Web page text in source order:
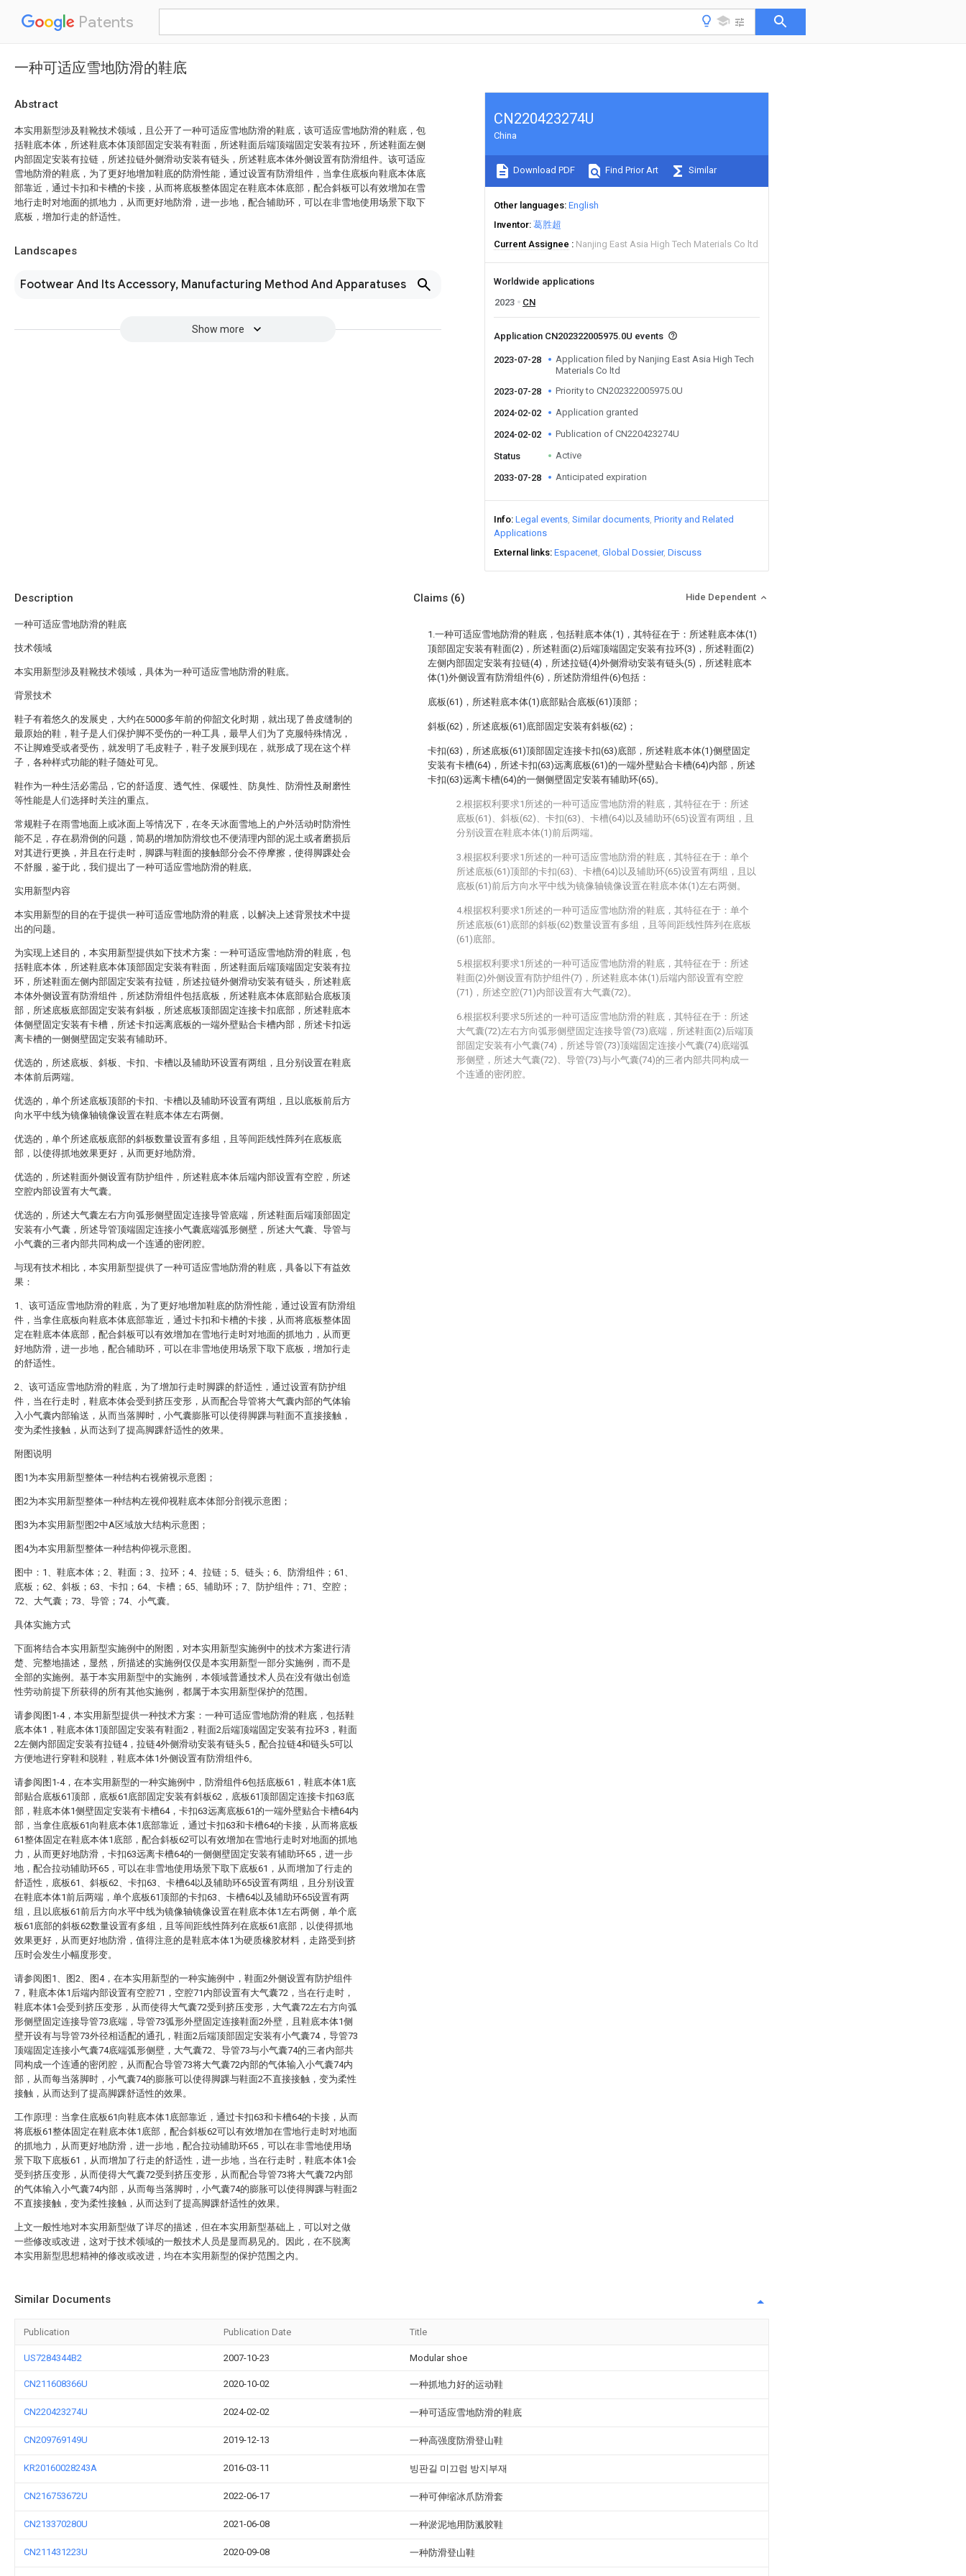
Patents
一种可适应雪地防滑的鞋底
Abstract
本实用新型涉及鞋靴技术领域，且公开了一种可适应雪地防滑的鞋底，该可适应雪地防滑的鞋底，包
括鞋底本体，所述鞋底本体顶部固定安装有鞋面，所述鞋面后端顶端固定安装有拉环，所述鞋面左侧
内部固定安装有拉链，所述拉链外侧滑动安装有链头，所述鞋底本体外侧设置有防滑组件。该可适应
雪地防滑的鞋底，为了更好地增加鞋底的防滑性能，通过设置有防滑组件，当拿住底板向鞋底本体底
部靠近，通过卡扣和卡槽的卡接，从而将底板整体固定在鞋底本体底部，配合斜板可以有效增加在雪
地行走时对地面的抓地力，从而更好地防滑，进一步地，配合辅助环，可以在非雪地使用场景下取下
底板，增加行走的舒适性。
Landscapes
Footwear And Its Accessory, Manufacturing Method And Apparatuses
Show more
CN220423274U
China
Download PDF Find Prior Art Similar
Other languages English
Inventor 葛胜超
Current Assignee
Nanjing East Asia High Tech Materials Co ltd
Worldwide applications
2023
CN
Application CN202322005975.0U events
2023-07-28
Application filed by Nanjing East Asia High Tech
Materials Co ltd
2023-07-28
Priority to CN202322005975.0U
2024-02-02 Application granted
2024-02-02 Publication of CN220423274U
Status Active
2033-07-28 Anticipated expiration
Info Legal events Similar documents Priority and Related
Applications
External links Espacenet Global Dossier Discuss
Description
一种可适应雪地防滑的鞋底
技术领域
本实用新型涉及鞋靴技术领域，具体为一种可适应雪地防滑的鞋底。
背景技术
鞋子有着悠久的发展史，大约在5000多年前的仰韶文化时期，就出现了兽皮缝制的
最原始的鞋，鞋子是人们保护脚不受伤的一种工具，最早人们为了克服特殊情况，
不让脚难受或者受伤，就发明了毛皮鞋子，鞋子发展到现在，就形成了现在这个样
子，各种样式功能的鞋子随处可见。
鞋作为一种生活必需品，它的舒适度、透气性、保暖性、防臭性、防滑性及耐磨性
等性能是人们选择时关注的重点。
常规鞋子在雨雪地面上或冰面上等情况下，在冬天冰面雪地上的户外活动时防滑性
能不足，存在易滑倒的问题，简易的增加防滑纹也不便清理内部的泥土或者磨损后
对其进行更换，并且在行走时，脚踝与鞋面的接触部分会不停摩擦，使得脚踝处会
不舒服，鉴于此，我们提出了一种可适应雪地防滑的鞋底。
实用新型内容
本实用新型的目的在于提供一种可适应雪地防滑的鞋底，以解决上述背景技术中提
出的问题。
为实现上述目的，本实用新型提供如下技术方案：一种可适应雪地防滑的鞋底，包
括鞋底本体，所述鞋底本体顶部固定安装有鞋面，所述鞋面后端顶端固定安装有拉
环，所述鞋面左侧内部固定安装有拉链，所述拉链外侧滑动安装有链头，所述鞋底
本体外侧设置有防滑组件，所述防滑组件包括底板，所述鞋底本体底部贴合底板顶
部，所述底板底部固定安装有斜板，所述底板顶部固定连接卡扣底部，所述鞋底本
体侧壁固定安装有卡槽，所述卡扣远离底板的一端外壁贴合卡槽内部，所述卡扣远
离卡槽的一侧侧壁固定安装有辅助环。
优选的，所述底板、斜板、卡扣、卡槽以及辅助环设置有两组，且分别设置在鞋底
本体前后两端。
优选的，单个所述底板顶部的卡扣、卡槽以及辅助环设置有两组，且以底板前后方
向水平中线为镜像轴镜像设置在鞋底本体左右两侧。
优选的，单个所述底板底部的斜板数量设置有多组，且等间距线性阵列在底板底
部，以使得抓地效果更好，从而更好地防滑。
优选的，所述鞋面外侧设置有防护组件，所述鞋底本体后端内部设置有空腔，所述
空腔内部设置有大气囊。
优选的，所述大气囊左右方向弧形侧壁固定连接导管底端，所述鞋面后端顶部固定
安装有小气囊，所述导管顶端固定连接小气囊底端弧形侧壁，所述大气囊、导管与
小气囊的三者内部共同构成一个连通的密闭腔。
与现有技术相比，本实用新型提供了一种可适应雪地防滑的鞋底，具备以下有益效
果：
1、该可适应雪地防滑的鞋底，为了更好地增加鞋底的防滑性能，通过设置有防滑组
件，当拿住底板向鞋底本体底部靠近，通过卡扣和卡槽的卡接，从而将底板整体固
定在鞋底本体底部，配合斜板可以有效增加在雪地行走时对地面的抓地力，从而更
好地防滑，进一步地，配合辅助环，可以在非雪地使用场景下取下底板，增加行走
的舒适性。
2、该可适应雪地防滑的鞋底，为了增加行走时脚踝的舒适性，通过设置有防护组
件，当在行走时，鞋底本体会受到挤压变形，从而配合导管将大气囊内部的气体输
入小气囊内部输送，从而当落脚时，小气囊膨胀可以使得脚踝与鞋面不直接接触，
变为柔性接触，从而达到了提高脚踝舒适性的效果。
附图说明
图1为本实用新型整体一种结构右视俯视示意图；
图2为本实用新型整体一种结构左视仰视鞋底本体部分剖视示意图；
图3为本实用新型图2中A区域放大结构示意图；
图4为本实用新型整体一种结构仰视示意图。
图中：1、鞋底本体；2、鞋面；3、拉环；4、拉链；5、链头；6、防滑组件；61、
底板；62、斜板；63、卡扣；64、卡槽；65、辅助环；7、防护组件；71、空腔；
72、大气囊；73、导管；74、小气囊。
具体实施方式
下面将结合本实用新型实施例中的附图，对本实用新型实施例中的技术方案进行清
楚、完整地描述，显然，所描述的实施例仅仅是本实用新型一部分实施例，而不是
全部的实施例。基于本实用新型中的实施例，本领域普通技术人员在没有做出创造
性劳动前提下所获得的所有其他实施例，都属于本实用新型保护的范围。
请参阅图1-4，本实用新型提供一种技术方案：一种可适应雪地防滑的鞋底，包括鞋
底本体1，鞋底本体1顶部固定安装有鞋面2，鞋面2后端顶端固定安装有拉环3，鞋面
2左侧内部固定安装有拉链4，拉链4外侧滑动安装有链头5，配合拉链4和链头5可以
方便地进行穿鞋和脱鞋，鞋底本体1外侧设置有防滑组件6。
请参阅图1-4，在本实用新型的一种实施例中，防滑组件6包括底板61，鞋底本体1底
部贴合底板61顶部，底板61底部固定安装有斜板62，底板61顶部固定连接卡扣63底
部，鞋底本体1侧壁固定安装有卡槽64，卡扣63远离底板61的一端外壁贴合卡槽64内
部，当拿住底板61向鞋底本体1底部靠近，通过卡扣63和卡槽64的卡接，从而将底板
61整体固定在鞋底本体1底部，配合斜板62可以有效增加在雪地行走时对地面的抓地
力，从而更好地防滑，卡扣63远离卡槽64的一侧侧壁固定安装有辅助环65，进一步
地，配合拉动辅助环65，可以在非雪地使用场景下取下底板61，从而增加了行走的
舒适性，底板61、斜板62、卡扣63、卡槽64以及辅助环65设置有两组，且分别设置
在鞋底本体1前后两端，单个底板61顶部的卡扣63、卡槽64以及辅助环65设置有两
组，且以底板61前后方向水平中线为镜像轴镜像设置在鞋底本体1左右两侧，单个底
板61底部的斜板62数量设置有多组，且等间距线性阵列在底板61底部，以使得抓地
效果更好，从而更好地防滑，值得注意的是鞋底本体1为硬质橡胶材料，走路受到挤
压时会发生小幅度形变。
请参阅图1、图2、图4，在本实用新型的一种实施例中，鞋面2外侧设置有防护组件
7，鞋底本体1后端内部设置有空腔71，空腔71内部设置有大气囊72，当在行走时，
鞋底本体1会受到挤压变形，从而使得大气囊72受到挤压变形，大气囊72左右方向弧
形侧壁固定连接导管73底端，导管73弧形外壁固定连接鞋面2外壁，且鞋底本体1侧
壁开设有与导管73外径相适配的通孔，鞋面2后端顶部固定安装有小气囊74，导管73
顶端固定连接小气囊74底端弧形侧壁，大气囊72、导管73与小气囊74的三者内部共
同构成一个连通的密闭腔，从而配合导管73将大气囊72内部的气体输入小气囊74内
部，从而每当落脚时，小气囊74的膨胀可以使得脚踝与鞋面2不直接接触，变为柔性
接触，从而达到了提高脚踝舒适性的效果。
工作原理：当拿住底板61向鞋底本体1底部靠近，通过卡扣63和卡槽64的卡接，从而
将底板61整体固定在鞋底本体1底部，配合斜板62可以有效增加在雪地行走时对地面
的抓地力，从而更好地防滑，进一步地，配合拉动辅助环65，可以在非雪地使用场
景下取下底板61，从而增加了行走的舒适性，进一步地，当在行走时，鞋底本体1会
受到挤压变形，从而使得大气囊72受到挤压变形，从而配合导管73将大气囊72内部
的气体输入小气囊74内部，从而每当落脚时，小气囊74的膨胀可以使得脚踝与鞋面2
不直接接触，变为柔性接触，从而达到了提高脚踝舒适性的效果。
上文一般性地对本实用新型做了详尽的描述，但在本实用新型基础上，可以对之做
一些修改或改进，这对于技术领域的一般技术人员是显而易见的。因此，在不脱离
本实用新型思想精神的修改或改进，均在本实用新型的保护范围之内。
Claims (6) Hide Dependent
1.一种可适应雪地防滑的鞋底，包括鞋底本体(1)，其特征在于：所述鞋底本体(1)
顶部固定安装有鞋面(2)，所述鞋面(2)后端顶端固定安装有拉环(3)，所述鞋面(2)
左侧内部固定安装有拉链(4)，所述拉链(4)外侧滑动安装有链头(5)，所述鞋底本
体(1)外侧设置有防滑组件(6)，所述防滑组件(6)包括：
底板(61)，所述鞋底本体(1)底部贴合底板(61)顶部；
斜板(62)，所述底板(61)底部固定安装有斜板(62)；
卡扣(63)，所述底板(61)顶部固定连接卡扣(63)底部，所述鞋底本体(1)侧壁固定
安装有卡槽(64)，所述卡扣(63)远离底板(61)的一端外壁贴合卡槽(64)内部，所述
卡扣(63)远离卡槽(64)的一侧侧壁固定安装有辅助环(65)。
2.根据权利要求1所述的一种可适应雪地防滑的鞋底，其特征在于：所述
底板(61)、斜板(62)、卡扣(63)、卡槽(64)以及辅助环(65)设置有两组，且
分别设置在鞋底本体(1)前后两端。
3.根据权利要求1所述的一种可适应雪地防滑的鞋底，其特征在于：单个
所述底板(61)顶部的卡扣(63)、卡槽(64)以及辅助环(65)设置有两组，且以
底板(61)前后方向水平中线为镜像轴镜像设置在鞋底本体(1)左右两侧。
4.根据权利要求1所述的一种可适应雪地防滑的鞋底，其特征在于：单个
所述底板(61)底部的斜板(62)数量设置有多组，且等间距线性阵列在底板
(61)底部。
5.根据权利要求1所述的一种可适应雪地防滑的鞋底，其特征在于：所述
鞋面(2)外侧设置有防护组件(7)，所述鞋底本体(1)后端内部设置有空腔
(71)，所述空腔(71)内部设置有大气囊(72)。
6.根据权利要求5所述的一种可适应雪地防滑的鞋底，其特征在于：所述
大气囊(72)左右方向弧形侧壁固定连接导管(73)底端，所述鞋面(2)后端顶
部固定安装有小气囊(74)，所述导管(73)顶端固定连接小气囊(74)底端弧
形侧壁，所述大气囊(72)、导管(73)与小气囊(74)的三者内部共同构成一
个连通的密闭腔。
Similar Documents
Publication Publication Date Title
US7284344B2 2007-10-23 Modular shoe
CN211608366U 2020-10-02 一种抓地力好的运动鞋
CN220423274U 2024-02-02 一种可适应雪地防滑的鞋底
CN209769149U 2019-12-13 一种高强度防滑登山鞋
KR20160028243A 2016-03-11 빙판길 미끄럼 방지부재
CN216753672U 2022-06-17 一种可伸缩冰爪防滑套
CN213370280U 2021-06-08 一种淤泥地用防溅胶鞋
CN211431223U 2020-09-08 一种防滑登山鞋